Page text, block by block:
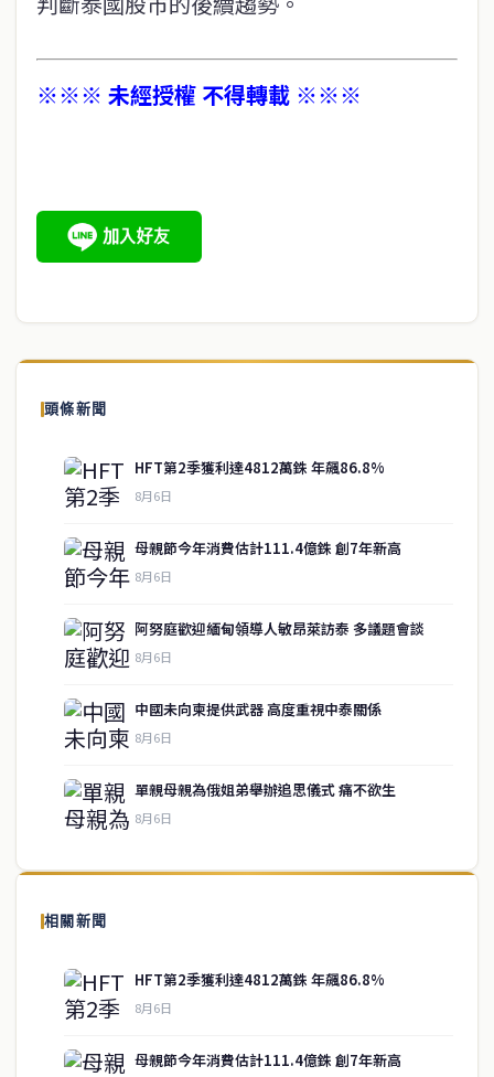
※※※ 未經授權 不得轉載 ※※※
頭條新聞
HFT第2季獲利達4812萬銖 年飆86.8%
8月6日
母親節今年消費估計111.4億銖 創7年新高
8月6日
阿努庭歡迎緬甸領導人敏昂萊訪泰 多議題會談
8月6日
中國未向柬提供武器 高度重視中泰關係
8月6日
單親母親為俄姐弟舉辦追思儀式 痛不欲生
8月6日
相關新聞
HFT第2季獲利達4812萬銖 年飆86.8%
8月6日
母親節今年消費估計111.4億銖 創7年新高
關於我們
泰國中文新聞（TCN）是一家總部設於曼谷的中文新聞媒體，致力於
供即時、客觀、多元的中文新聞內容。
service@thaichinesenews.com